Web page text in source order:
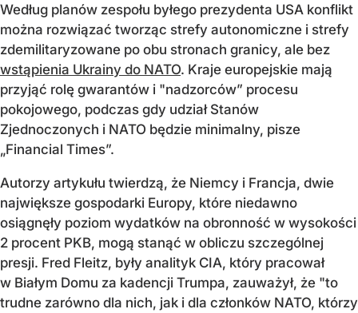
Według planów zespołu byłego prezydenta USA konflikt
można rozwiązać tworząc strefy autonomiczne i strefy
zdemilitaryzowane po obu stronach granicy, ale bez
wstąpienia Ukrainy do NATO. Kraje europejskie mają
przyjąć rolę gwarantów i "nadzorców” procesu
pokojowego, podczas gdy udział Stanów
Zjednoczonych i NATO będzie minimalny, pisze
„Financial Times”.
Autorzy artykułu twierdzą, że Niemcy i Francja, dwie
największe gospodarki Europy, które niedawno
osiągnęły poziom wydatków na obronność w wysokości
2 procent PKB, mogą stanąć w obliczu szczególnej
presji. Fred Fleitz, były analityk CIA, który pracował
w Białym Domu za kadencji Trumpa, zauważył, że "to
trudne zarówno dla nich, jak i dla członków NATO, którzy